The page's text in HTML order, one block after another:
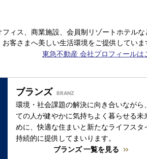
ィス、商業施設、会員制リゾートホテルな
客さまへ美しい生活環境をご提供していま
東急不動産 会社プロフィールは
ブランズ
環境・社会課題の解決に向き合いながら
ての人が健やかに気持ちよく暮らせる未
めに、快適な住まいと新たなライフスタ
持続的に提供してまいります。
ブランズ 一覧を見る